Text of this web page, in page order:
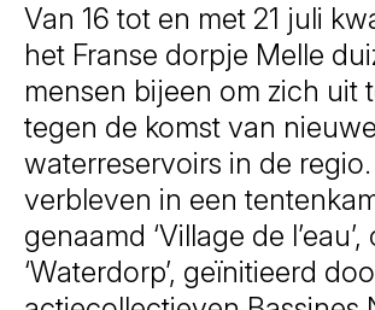
Van 16 tot en met 21 juli
het Franse dorpje Melle
mensen bijeen om zich uit
tegen de komst van nieuwe
waterreservoirs in de
verbleven in een
genaamd ‘Village de
‘Waterdorp’, geïnitieerd